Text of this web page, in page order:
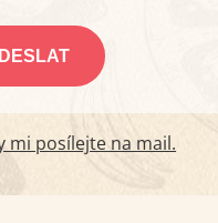
mi posílejte na mail.